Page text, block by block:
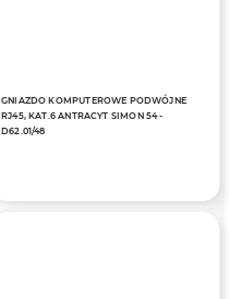
GNIAZDO KOMPUTEROWE PODWÓJNE
RJ45, KAT.6 ANTRACYT SIMON 54 -
D62.01/48